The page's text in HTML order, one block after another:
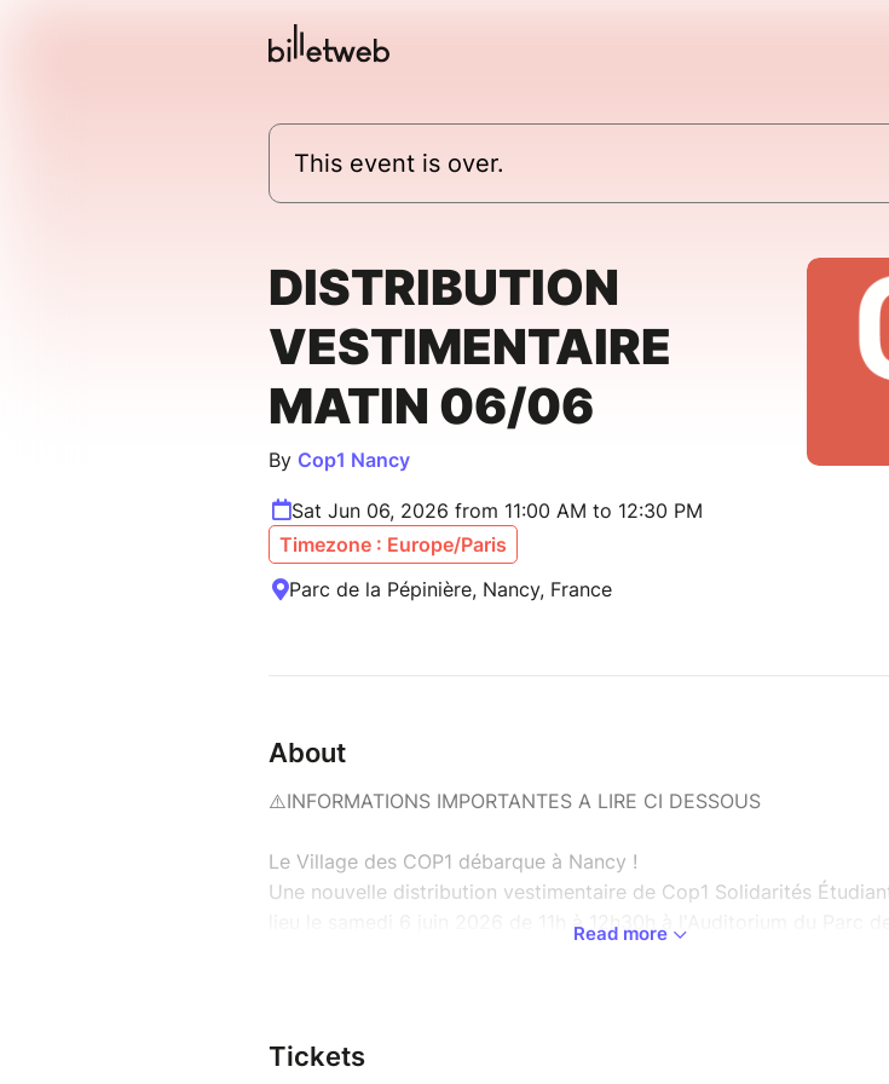
This event is over.
DISTRIBUTION
VESTIMENTAIRE
MATIN 06/06
By Cop1 Nancy
Sat Jun 06, 2026 from 11:00 AM to 12:30 PM
Timezone : Europe/Paris
Parc de la Pépinière, Nancy, France
About
⚠️INFORMATIONS IMPORTANTES A LIRE CI DESSOUS
Le Village des COP1 débarque à Nancy !
Une nouvelle distribution vestimentaire de Cop1 Solidarités
lieu le samedi 6 juin 2026 de 11h à 12h30h à l'Auditorium du Parc de
réservation ou de nous prévenir par mail en cas d'annulation pour
un maximum d'étudiants d'en profiter :
Read more
Tickets